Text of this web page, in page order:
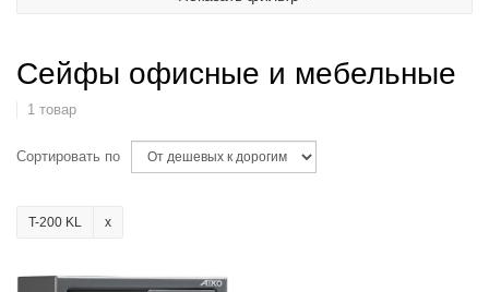
Сейфы офисные и мебельные
1 товар
Сортировать по
T-200 KL